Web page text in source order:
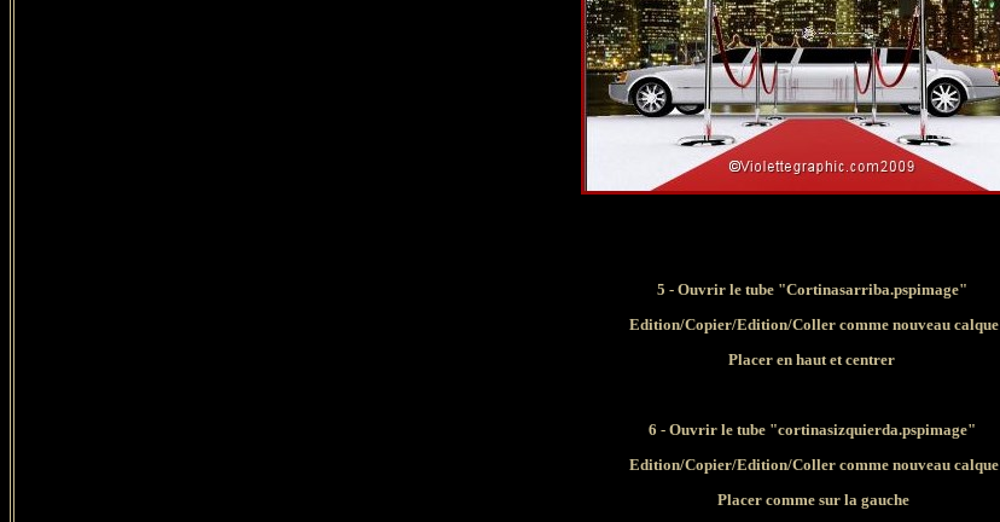
5 - Ouvrir le tube "Cortinasarriba.pspimage"
Edition/Copier/Edition/Coller comme nouveau calque
Placer en haut et centrer
6 - Ouvrir le tube "cortinasizquierda.pspimage"
Edition/Copier/Edition/Coller comme nouveau calque
Placer comme sur la gauche